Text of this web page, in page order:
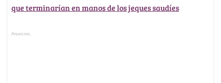
que terminarían en manos de los jeques saudíes
Anuncios.